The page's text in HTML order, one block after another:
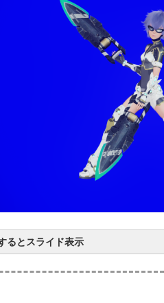
るとスライド表示